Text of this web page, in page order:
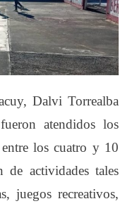
Dalvi Torrealba
atendidos los
entre los cuatro y 10
de actividades tales
juegos recreativos,